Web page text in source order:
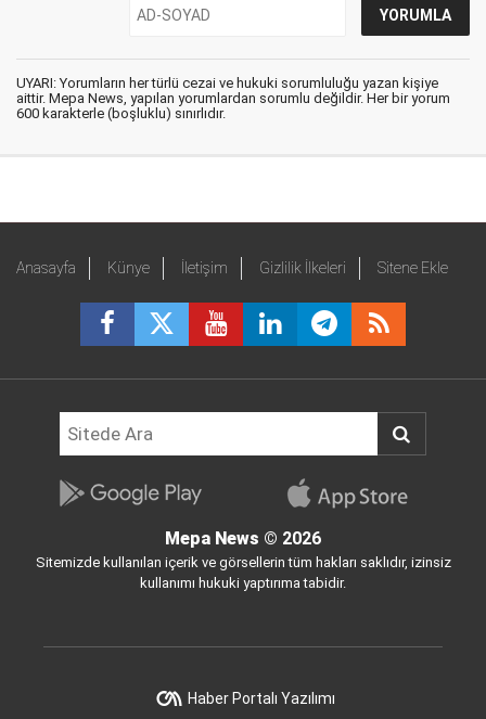
UYARI: Yorumların her türlü cezai ve hukuki sorumluluğu yazan kişiye
aittir. Mepa News, yapılan yorumlardan sorumlu değildir. Her bir yorum
600 karakterle (boşluklu) sınırlıdır.
Anasayfa Künye İletişim Gizlilik İlkeleri Sitene Ekle
Mepa News © 2026
Sitemizde kullanılan içerik ve görsellerin tüm hakları saklıdır, izinsiz
kullanımı hukuki yaptırıma tabidir.
Haber Portalı Yazılımı